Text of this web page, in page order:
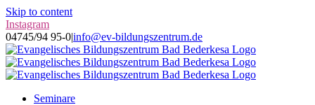
Skip to content
Instagram
04745/94 95-0|info@ev-bildungszentrum.de
Seminare